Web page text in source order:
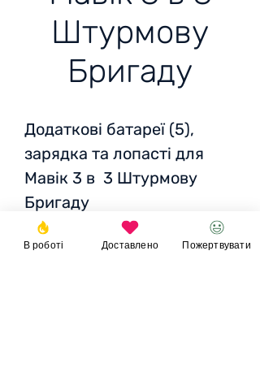
Штурмову
Бригаду
Додаткові батареї (5),
зарядка та лопасті для
Мавік 3 в 3 Штурмову
Бригаду
5 Батарей - 10 296 ₴ х5
В роботі Доставлено Пожертвувати